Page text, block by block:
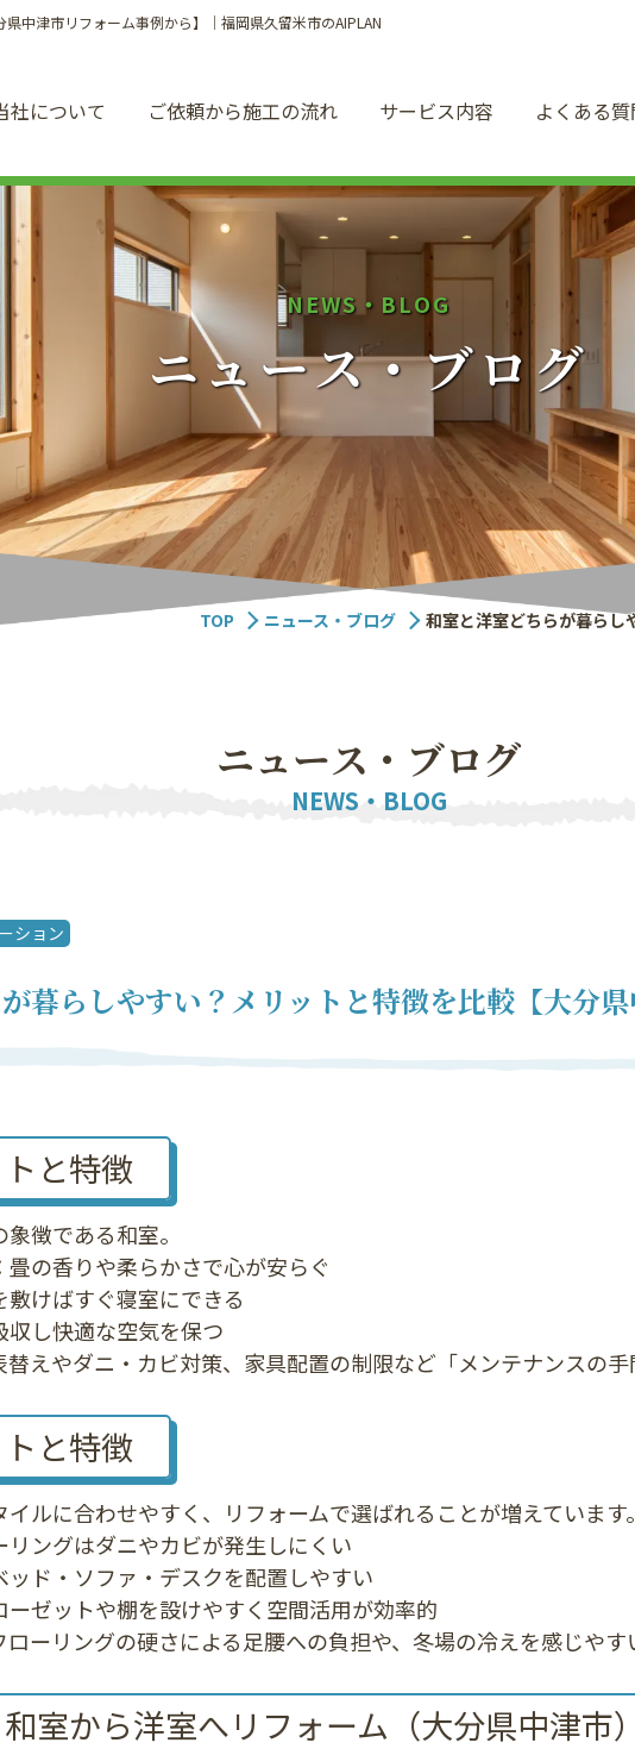
中津市リフォーム事例から】｜福岡県久留米市のAIPLAN
社について ご依頼から施工の流れ サービス内容 よくある質
NEWS ・ BLOG
ニュース・ブログ
TOP ニュース・ブログ 和室と洋室どちらが暮らし
ニュース ・ ブログ
NEWS・BLOG
ション
暮らしやすい？メリットと特徴を比較【大分
と特徴
徴である和室。
畳の香りや柔らかさで心が安らぐ
敷けばすぐ寝室にできる
収し快適な空気を保つ
えやダニ・カビ対策、家具配置の制限など「メンテナンスの手
と特徴
ルに合わせやすく、リフォームで選ばれることが増えています。
リングはダニやカビが発生しにくい
ッド・ソファ・デスクを配置しやすい
ーゼットや棚を設けやすく空間活用が効率的
ーリングの硬さによる足腰への負担や、冬場の冷えを感じやす
室から洋室へリフォーム（大分県中津市）